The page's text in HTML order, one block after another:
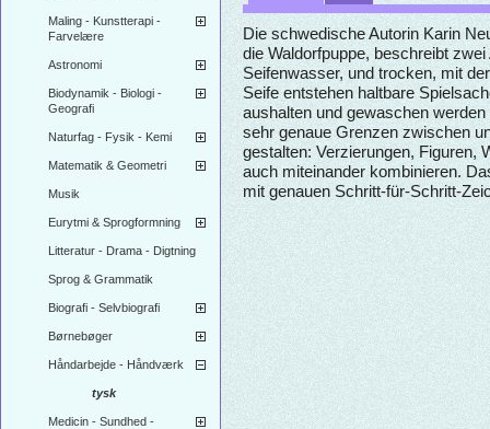
Maling - Kunstterapi -
Farvelære
Astronomi
Biodynamik - Biologi -
Geografi
Naturfag - Fysik - Kemi
Matematik & Geometri
Musik
Eurytmi & Sprogformning
Litteratur - Drama - Digtning
Sprog & Grammatik
Biografi - Selvbiografi
Børnebøger
Håndarbejde - Håndværk
tysk
Medicin - Sundhed -
Die schwedische Autorin Karin
die Waldorfpuppe, beschreibt
Seifenwasser, und trocken, mit
Seife entstehen haltbare
aushalten und gewaschen
sehr genaue Grenzen zwischen
gestalten: Verzierungen, Figuren,
auch miteinander kombinieren.
mit genauen Schritt-für-Schritt-